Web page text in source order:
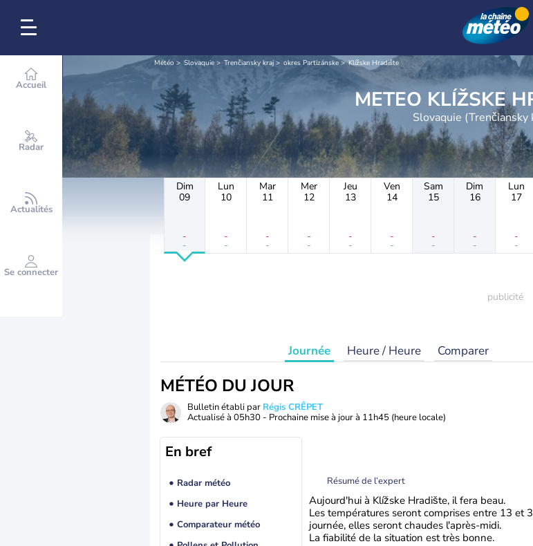
Accueil
Radar
Actualités
Se connecter
Météo Slovaquie Trenčiansky kraj okres Partizánske Klížske Hradište
METEO
Slovaquie (Trenčiansky
Dim
09
-
-
Lun
10
-
-
Mar
11
-
-
Mer
12
-
-
Jeu
13
-
-
Ven
14
-
-
Sam
15
-
-
Dim
16
-
-
Lun
17
-
-
Journée Heure / Heure Comparer
MÉTÉO DU JOUR
Bulletin établi par Régis CRÊPET
Actualisé à 05h30 - Prochaine mise à jour à 11h45 (heure locale)
En bref
Radar météo
Heure par Heure
Comparateur météo
Résumé de l’expert
Aujourd'hui à Klížske Hradište, il fera beau.
Les températures seront comprises entre 13 et
journée, elles seront chaudes l'après-midi.
La fiabilité de la situation est très bonne.